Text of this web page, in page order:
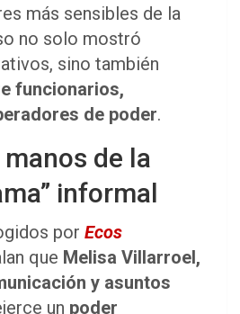
más sensibles de la
no solo mostró
sino también
funcionarios,
de poder.
de la
informal
por Ecos
que Melisa Villarroel,
y asuntos
un poder